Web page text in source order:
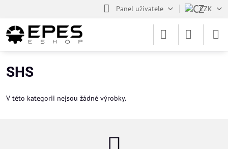
Panel uživatele CZK
SHS
V této kategorii nejsou žádné výrobky.